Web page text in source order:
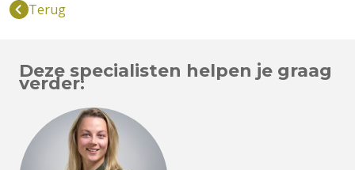
Terug
Deze specialisten helpen je graag
verder: